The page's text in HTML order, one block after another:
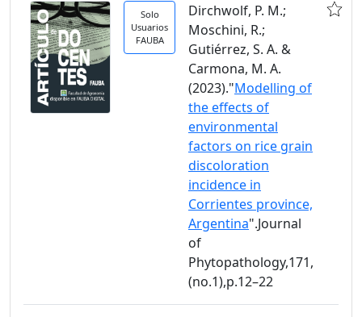
Solo
Usuarios
FAUBA
Dirchwolf, P. M.;
Moschini, R.;
Gutiérrez, S. A. &
Carmona, M. A.
(2023)."Modelling of
the effects of
environmental
factors on rice grain
discoloration
incidence in
Corrientes province,
Argentina".Journal
of
Phytopathology,171,
(no.1),p.12–22